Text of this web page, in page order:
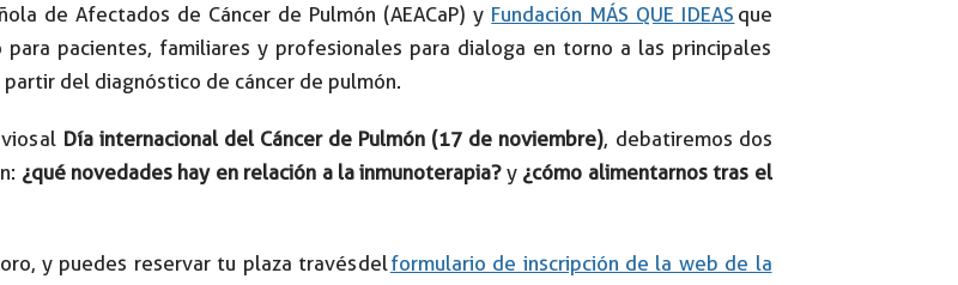
de Afectados de Cáncer de Pulmón (AEACaP) y Fundación MÁS QUE IDEAS que
pacientes, familiares y profesionales para dialoga en torno a las principales
del diagnóstico de cáncer de pulmón.
al Día internacional del Cáncer de Pulmón (17 de noviembre), debatiremos dos
¿qué novedades hay en relación a la inmunoterapia?y ¿cómo alimentarnos tras el
y puedes reservar tu plaza través delformulario de inscripción de la web de la